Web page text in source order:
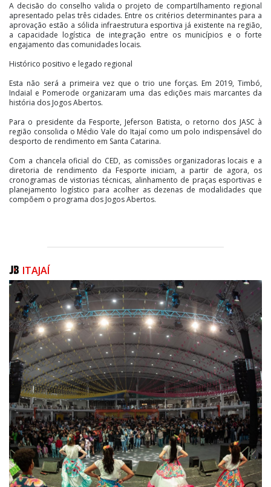
A decisão do conselho valida o projeto de compartilhamento regional
apresentado pelas três cidades. Entre os critérios determinantes para a
aprovação estão a sólida infraestrutura esportiva já existente na região,
a capacidade logística de integração entre os municípios e o forte
engajamento das comunidades locais.
Histórico positivo e legado regional
Esta não será a primeira vez que o trio une forças. Em 2019, Timbó,
Indaial e Pomerode organizaram uma das edições mais marcantes da
história dos Jogos Abertos.
Para o presidente da Fesporte, Jeferson Batista, o retorno dos JASC à
região consolida o Médio Vale do Itajaí como um polo indispensável do
desporto de rendimento em Santa Catarina.
Com a chancela oficial do CED, as comissões organizadoras locais e a
diretoria de rendimento da Fesporte iniciam, a partir de agora, os
cronogramas de vistorias técnicas, alinhamento de praças esportivas e
planejamento logístico para acolher as dezenas de modalidades que
compõem o programa dos Jogos Abertos.
ITAJAÍ